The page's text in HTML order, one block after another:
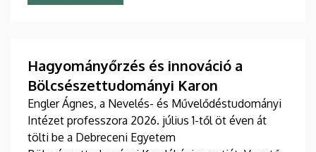
Hagyományőrzés és innováció a
Bölcsészettudományi Karon
Engler Ágnes, a Nevelés- és Művelődéstudományi
Intézet professzora 2026. július 1-től öt éven át
tölti be a Debreceni Egyetem